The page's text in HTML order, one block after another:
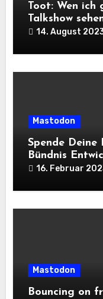
Toot: Wen
Talkshow
14. August
Mastodon
Spende Deine
Bündnis
16. Februar
Mastodon
Bouncing on